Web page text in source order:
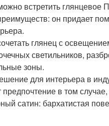
встретить глянцевое
он придает
глянец с
светильников,
зоны.
для интерьера в
в том
сатин: бархатистая